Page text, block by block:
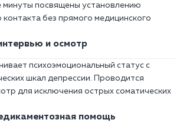
посвящены установлению
без прямого медицинского
и осмотр
психоэмоциональный статус с
шкал депрессии. Проводится
для исключения острых соматических
помощь